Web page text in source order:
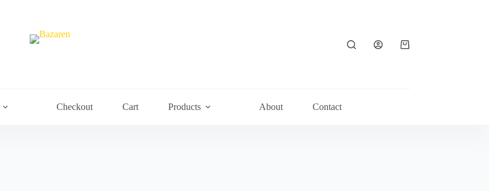
Shopping
Checkout Cart Products About Contact